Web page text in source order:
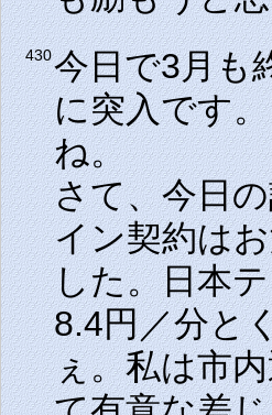
430今日で3月も
に突入です
ね。
さて、今日
イン契約は
した。日本
8.4円／分と
ぇ。私は市